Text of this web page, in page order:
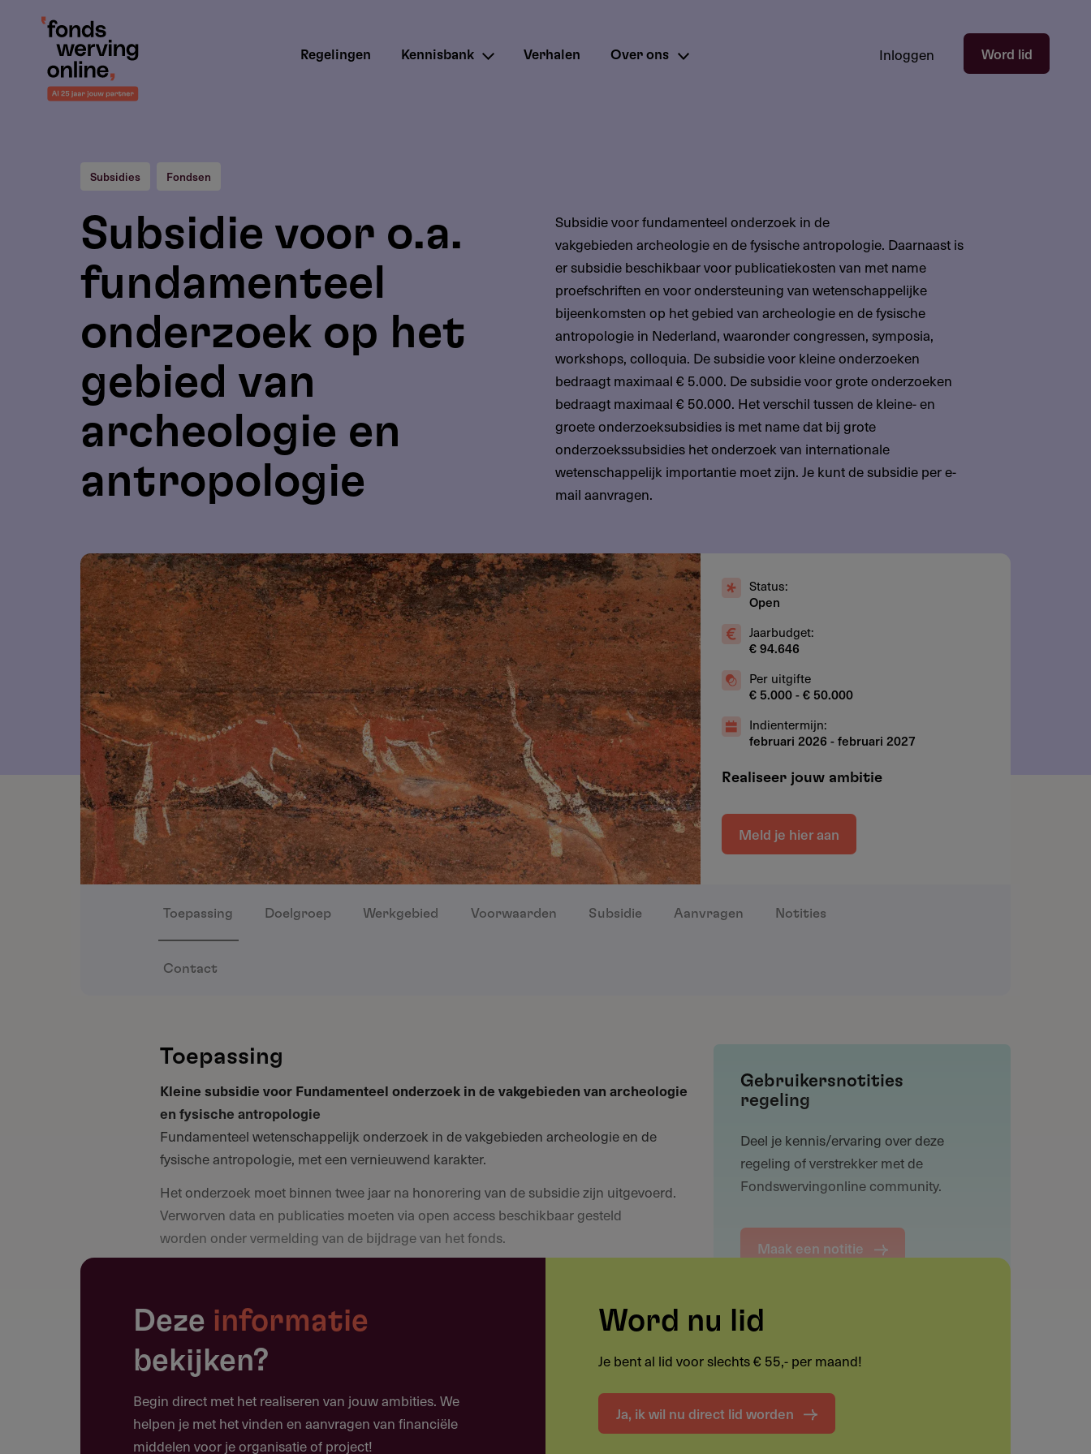
Overslaan
HoofdnavigatieRegelingen Kennisbank Verhalen Over ons
Hoofdnavigatie
gebruikersectie
Inloggen Word lid
Subsidies Fondsen
Subsidie voor o.a.
fundamenteel
onderzoek op het
gebied van
archeologie en
antropologie
Subsidie voor fundamenteel onderzoek in de
vakgebieden archeologie en de fysische antropologie. Daarnaast is
er subsidie beschikbaar voor publicatiekosten van met name
proefschriften en voor ondersteuning van wetenschappelijke
bijeenkomsten op het gebied van archeologie en de fysische
antropologie in Nederland, waaronder congressen, symposia,
workshops, colloquia. De subsidie voor kleine onderzoeken
bedraagt maximaal € 5.000. De subsidie voor grote onderzoeken
bedraagt maximaal € 50.000. Het verschil tussen de kleine- en
groete onderzoeksubsidies is met name dat bij grote
onderzoekssubsidies het onderzoek van internationale
wetenschappelijk importantie moet zijn. Je kunt de subsidie per e-
mail aanvragen.
Status:
Open
Jaarbudget:
€ 94.646
Per uitgifte
€ 5.000 - € 50.000
Indientermijn:
februari 2026 -februari 2027
Realiseer jouw ambitie
Meld je hier aan
Toepassing Doelgroep Werkgebied Voorwaarden Subsidie Aanvragen Notities
Contact
Toepassing
Kleine subsidie voor Fundamenteel onderzoek in de vakgebieden van archeologie
en fysische antropologie
Fundamenteel wetenschappelijk onderzoek in de vakgebieden archeologie en de
fysische antropologie, met een vernieuwend karakter.
Het onderzoek moet binnen twee jaar na honorering van de subsidie zijn uitgevoerd.
Verworven data en publicaties moeten via open access beschikbaar gesteld
worden onder vermelding van de bijdrage van het fonds.
Vernieuwend fundamenteel wetenschappelijk onderzoek in de vakgebieden
archeologie en de fysische antropologie dat zeer duidelijk van grote (inclusief:
internationale) wetenschappelijke importantie is. Dit is een vorm van subsidie die
slechts in bijzondere gevallen zal worden toegekend en zorgvuldige onderbouwing van
de wetenschappelijk meerwaarde van het voorgestelde onderzoek behoeft.
Het onderzoek moet binnen twee jaar na honorering van de subsidie zijn uitgevoerd.
Gebruikersnotities
regeling
Deel je kennis/ervaring over deze
regeling of verstrekker met de
Fondswervingonline community.
Maak een notitie
Funding informatie
Deel deze pagina
Deze informatie
bekijken?
Begin direct met het realiseren van jouw ambities. We
helpen je met het vinden en aanvragen van financiële
middelen voor je organisatie of project!
Word nu lid
Je bent al lid voor slechts € 55,- per maand!
Ja, ik wil nu direct lid worden